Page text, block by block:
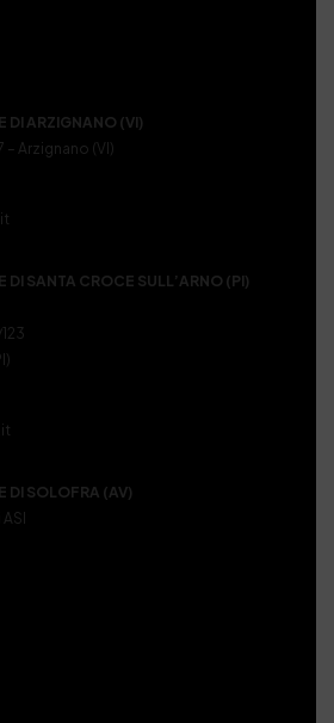
DI ARZIGNANO (VI)
– Arzignano (VI)
DI SANTA CROCE SULL’ARNO (PI)
DI SOLOFRA (AV)